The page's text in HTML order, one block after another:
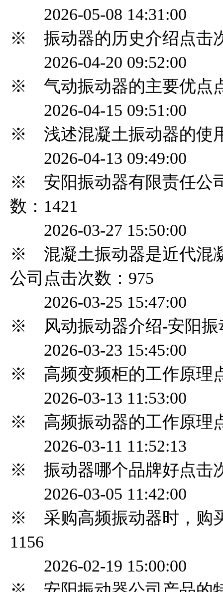
2026-05-08 14:31:00
※ 振动器的历史介绍点击
2026-04-20 09:52:00
※ 气动振动器的主要优点
2026-04-15 09:51:00
※ 浅述混凝土振动器的使
2026-04-13 09:49:00
※ 安阳振动器有限责任公
数：1421
2026-03-27 15:50:00
※ 混凝土振动器是近代混
公司 点击次数：975
2026-03-25 15:47:00
※ 风动振动器介绍-安阳振
2026-03-23 15:45:00
※ 高频变频柜的工作原理
2026-03-13 11:53:00
※ 高频振动器的工作原理
2026-03-11 11:52:13
※ 振动器哪个品牌好点击
2026-03-05 11:42:00
※ 采购高频振动器时，购
1156
2026-02-19 15:00:00